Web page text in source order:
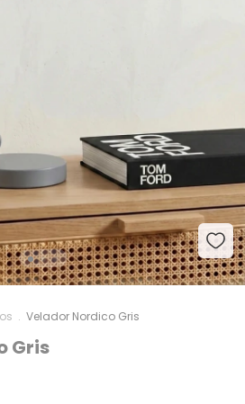
. Velador Nordico Gris
Gris